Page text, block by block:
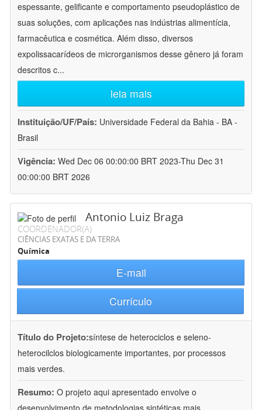
espessante, gelificante e comportamento pseudoplástico de
suas soluções, com aplicações nas indústrias alimentícia,
farmacêutica e cosmética. Além disso, diversos
expolissacarídeos de microrganismos desse gênero já foram
descritos c...
leia mais
Instituição/UF/País: Universidade Federal da Bahia - BA -
Brasil
Vigência: Wed Dec 06 00:00:00 BRT 2023-Thu Dec 31
00:00:00 BRT 2026
Antonio Luiz Braga
COORDENADOR(A)
CIÊNCIAS EXATAS E DA TERRA
Química
E-mail
Currículo
Título do Projeto:síntese de heterociclos e seleno-
heterocilclos biologicamente importantes, por processos
mais verdes.
Resumo: O projeto aqui apresentado envolve o